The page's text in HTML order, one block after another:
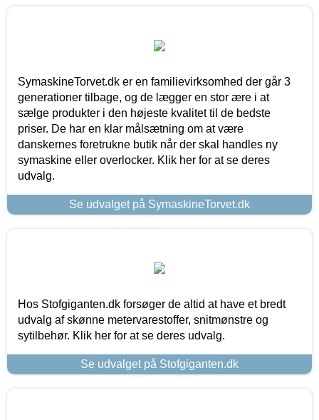
SymaskineTorvet.dk er en familievirksomhed der går 3
generationer tilbage, og de lægger en stor ære i at
sælge produkter i den højeste kvalitet til de bedste
priser. De har en klar målsætning om at være
danskernes foretrukne butik når der skal handles ny
symaskine eller overlocker. Klik her for at se deres
udvalg.
Se udvalget på SymaskineTorvet.dk
Hos Stofgiganten.dk forsøger de altid at have et bredt
udvalg af skønne metervarestoffer, snitmønstre og
sytilbehør. Klik her for at se deres udvalg.
Se udvalget på Stofgiganten.dk